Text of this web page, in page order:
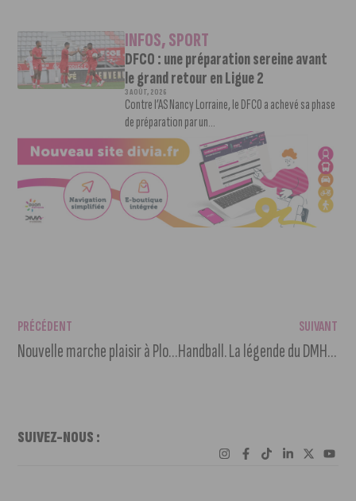
INFOS,SPORT
DFCO : une préparation sereine avant
le grand retour en Ligue 2
3 AOÛT, 2026
Contre l’AS Nancy Lorraine, le DFCO a achevé sa phase
de préparation par un...
PRÉCÉDENT
Nouvelle marche plaisir à Plombières-lès-Dijon ce jeudi
SUIVANT
Handball. La légende du DMH Marc Poletti mettra fin à sa carrière
SUIVEZ-NOUS :